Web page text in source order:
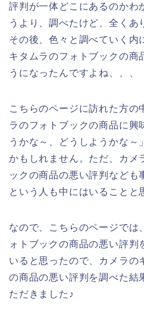
評判が一体どこにあるのかわ
うより、調べたけど、全くあ
その後、色々と調べていく内
キタムラのフォトブックの商
うになったんですよね、、、
こちらのページに訪れた方の
ラのフォトブックの商品に興
うかな～、どうしようかな～
かもしれません。ただ、カメ
ックの商品の悪い評判なども
という人も中にはいることと
なので、こちらのページでは
ォトブックの商品の悪い評判
いると思ったので、カメラの
の商品の悪い評判を調べた結
ただきました♪